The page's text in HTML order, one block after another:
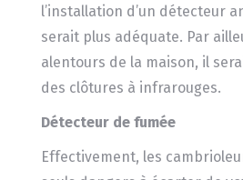
l’installation d’un détecteur
serait plus adéquate. Par
alentours de la maison, il
des clôtures à infrarouges.
Détecteur de fumée
Effectivement, les